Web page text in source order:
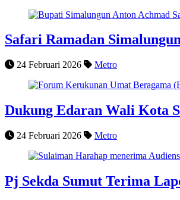
Safari Ramadan
24 Februari 2026 Metro
Dukung Edaran Wali Kota
24 Februari 2026 Metro
Pj Sekda Sumut Terima